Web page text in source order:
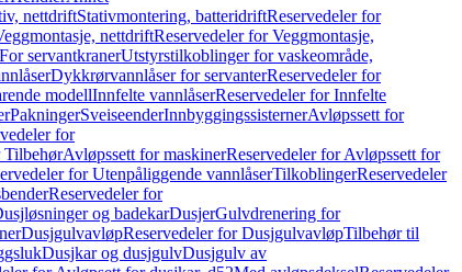
nettdriftStativmontering, batteridriftReservedeler for
nettdriftReservedeler for Veggmontasje,
servantkranerUtstyrstilkoblinger for vaskeområde,
Dykkrørvannlåser for servanterReservedeler for
modellInnfelte vannlåserReservedeler for Innfelte
PakningerSveiseenderInnbyggingssisternerAvløpssett for
for
TilbehørAvløpssett for maskinerReservedeler for Avløpssett for
for Utenpåliggende vannlåserTilkoblingerReservedeler
Reservedeler for
og badekarDusjerGulvdrenering for
DusjgulvavløpReservedeler for DusjgulvavløpTilbehør til
Dusjkar og dusjgulvDusjgulv av